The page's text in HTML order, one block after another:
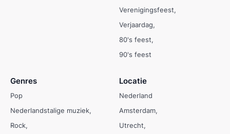
Verenigingsfeest
Verjaardag
80's feest
90's feest
Genres
Pop
Nederlandstalige muziek
Rock
Locatie
Nederland
Amsterdam
Utrecht